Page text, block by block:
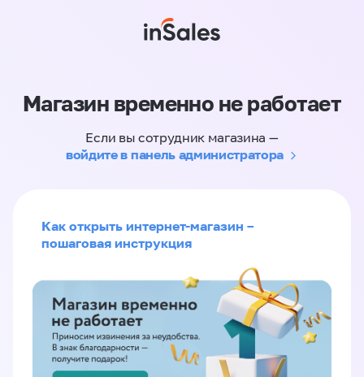
Магазин временно не работает
Если вы сотрудник магазина —
войдите в панель администратора
Как открыть интернет-магазин –
пошаговая инструкция